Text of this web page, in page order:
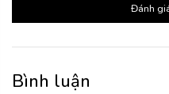
Đánh
Bình luận